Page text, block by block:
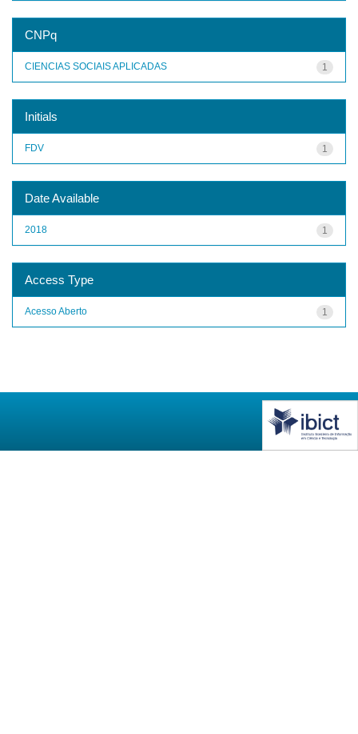
CNPq
1
CIENCIAS SOCIAIS APLICADAS
Initials
1
FDV
Date Available
1
2018
Access Type
1
Acesso Aberto